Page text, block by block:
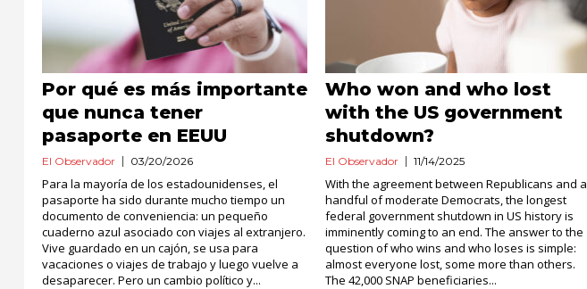
Por qué es más importante
que nunca tener
pasaporte en EEUU
El Observador 03/20/2026
Para la mayoría de los estadounidenses, el
pasaporte ha sido durante mucho tiempo un
documento de conveniencia: un pequeño
cuaderno azul asociado con viajes al extranjero.
Vive guardado en un cajón, se usa para
vacaciones o viajes de trabajo y luego vuelve a
desaparecer. Pero un cambio político y...
Who won and who lost
with the US government
shutdown?
El Observador 11/14/2025
With the agreement between Republicans and a
handful of moderate Democrats, the longest
federal government shutdown in US history is
imminently coming to an end. The answer to the
question of who wins and who loses is simple:
almost everyone lost, some more than others.
The 42,000 SNAP beneficiaries...